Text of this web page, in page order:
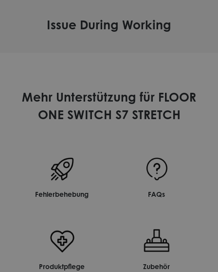
Issue During Working
Mehr Unterstützung für FLOOR
ONE SWITCH S7 STRETCH
Fehlerbehebung FAQs
Produktpflege Zubehör